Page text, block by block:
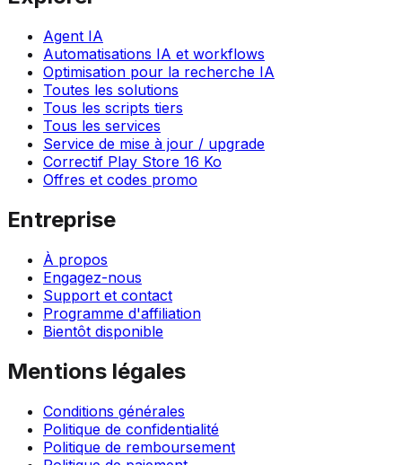
Agent IA
Automatisations IA et workflows
Optimisation pour la recherche IA
Toutes les solutions
Tous les scripts tiers
Tous les services
Service de mise à jour / upgrade
Correctif Play Store 16 Ko
Offres et codes promo
Entreprise
À propos
Engagez-nous
Support et contact
Programme d'affiliation
Bientôt disponible
Mentions légales
Conditions générales
Politique de confidentialité
Politique de remboursement